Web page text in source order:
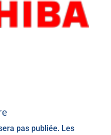
pas publiée. Les